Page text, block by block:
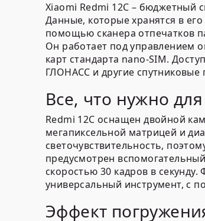
Xiaomi Redmi 12C – бюджетный
Данные, которые хранятся в
помощью сканера отпечатков
Он работает под управлением
карт стандарта nano-SIM.
ГЛОНАСС и другие спутниковые
Все, что нужно
Redmi 12C оснащен двойной
мегапиксельной матрицей и
светочувствительность,
предусмотрен
скоростью 30 кадров в
универсальный инструмент, с
Эффект